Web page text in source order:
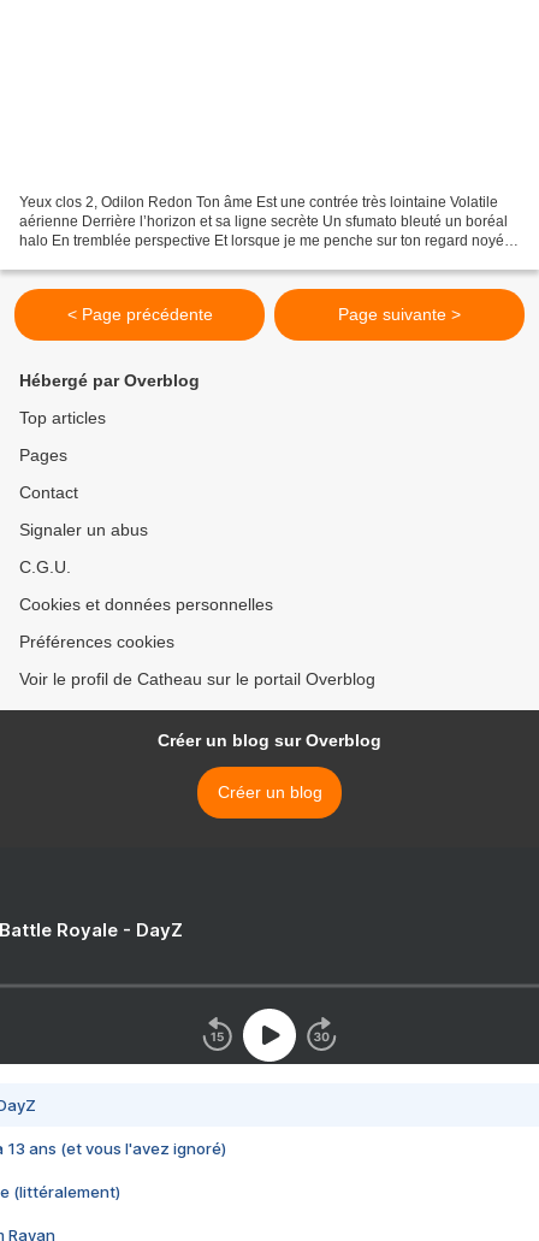
Yeux clos 2, Odilon Redon Ton âme Est une contrée très lointaine Volatile
aérienne Derrière l’horizon et sa ligne secrète Un sfumato bleuté un boréal
halo En tremblée perspective Et lorsque je me penche sur ton regard noyé
< Page précédente Page suivante >
Hébergé par Overblog
Top articles
Pages
Contact
Signaler un abus
C.G.U.
Cookies et données personnelles
Préférences cookies
Voir le profil de Catheau sur le portail Overblog
Créer un blog sur Overblog
Créer un blog
Royale - DayZ
13 ans (et vous l'avez ignoré)
(littéralement)
Rayan